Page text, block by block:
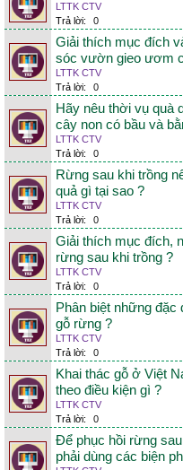
LTTK CTV
Trả lời:
0
Giải thích mục đích
sóc vườn gieo ươm
LTTK CTV
Trả lời:
0
Hãy nêu thời vụ quà
cây non có bầu và
LTTK CTV
Trả lời:
0
Rừng sau khi trồng
quả gì tại sao ?
LTTK CTV
Trả lời:
0
Giải thích mục đích,
rừng sau khi trồng ?
LTTK CTV
Trả lời:
0
Phân biệt những đặc
gỗ rừng ?
LTTK CTV
Trả lời:
0
Khai thác gỗ ở Việt
theo điều kiện gì ?
LTTK CTV
Trả lời:
0
Để phục hồi rừng
phải dùng các biện